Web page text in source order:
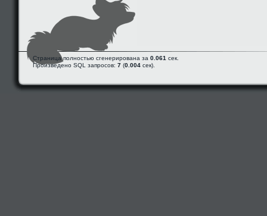
Страница полностью сгенерирована за 0.061 сек.
Произведено SQL запросов: 7 (0.004 сек).